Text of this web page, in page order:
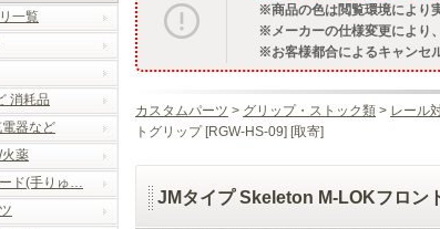
一覧
消耗品
器など
薬
ド(手りゅ…
商品の色は閲覧環境により
メーカーの仕様変更により
お客様都合によるキャンセ
カスタムパーツ > グリップ・ストック類 > レール
トグリップ [RGW-HS-09] [取寄]
JMタイプ Skeleton M-LOKフロン